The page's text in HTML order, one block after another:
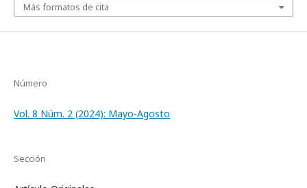
Más formatos de cita
Número
Vol. 8 Núm. 2 (2024): Mayo-Agosto
Sección